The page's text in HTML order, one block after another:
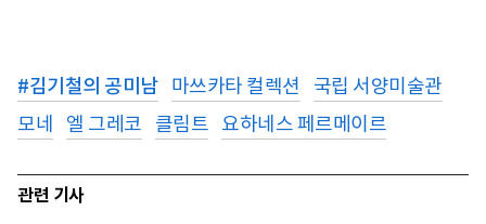
#김기철의 공미남 마쓰카타 컬렉션
국립 서양미술관
모네
엘 그레코 클림트 요하네스 페르메이르
관련 기사